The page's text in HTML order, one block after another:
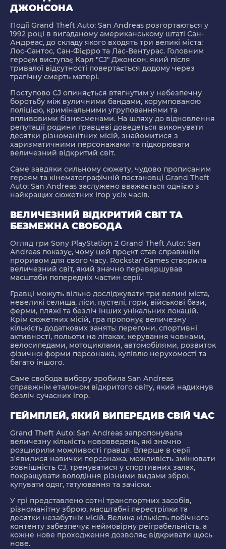
ДЖОНСОНА
Події Grand Theft Auto: San Andreas розгортаються у
1992 році в вигаданому американському штаті Сан-
Андреас, до складу якого входять три великі міста:
Лос-Сантос, Сан-Фієрро та Лас-Вентурас. Головним
героєм виступає Карл "CJ" Джонсон, який після
тривалої відсутності повертається додому через
трагічну смерть матері.
Поступово CJ опиняється втягнутим у небезпечну
боротьбу між вуличними бандами, корумпованою
поліцією, кримінальними угрупованнями та
впливовими бізнесменами. На шляху до відновлення
репутації родини гравцеві доведеться виконувати
десятки різноманітних місій, знайомитися з
харизматичними персонажами та підкорювати
величезний відкритий світ.
Саме завдяки сильному сюжету, чудово прописаним
героям та кінематографічній постановці Grand Theft
Auto: San Andreas заслужено вважається однією з
найкращих сюжетних ігор усіх часів.
ВЕЛИЧЕЗНИЙ ВІДКРИТИЙ СВІТ ТА
БЕЗМЕЖНА СВОБОДА
Огляд гри Sony PlayStation 2 Grand Theft Auto: San
Andreas показує, чому цей проєкт став справжнім
проривом для свого часу. Rockstar Games створила
величезний світ, який значно перевершував
масштаби попередніх частин серії.
Гравці можуть вільно досліджувати три великі міста,
невеликі селища, ліси, пустелі, гори, військові бази,
ферми, пляжі та безліч інших унікальних локацій.
Крім сюжетних місій, гра пропонує величезну
кількість додаткових занять: перегони, спортивні
активності, польоти на літаках, керування човнами,
велосипедами, мотоциклами, автомобілями, розвиток
фізичної форми персонажа, купівлю нерухомості та
багато іншого.
Саме свобода вибору зробила San Andreas
справжнім еталоном відкритого світу, який надихнув
безліч сучасних ігор.
ГЕЙМПЛЕЙ, ЯКИЙ ВИПЕРЕДИВ СВІЙ ЧАС
Grand Theft Auto: San Andreas запропонувала
величезну кількість нововведень, які значно
розширили можливості гравця. Вперше в серії
з'явилися навички персонажа, можливість змінювати
зовнішність CJ, тренуватися у спортивних залах,
покращувати володіння різними видами зброї,
купувати одяг, татуювання та зачіски.
У грі представлено сотні транспортних засобів,
різноманітну зброю, масштабні перестрілки та
десятки незабутніх місій. Велика кількість побічного
контенту забезпечує неймовірну реіграбельність, а
кожне нове проходження дозволяє відкривати щось
нове.